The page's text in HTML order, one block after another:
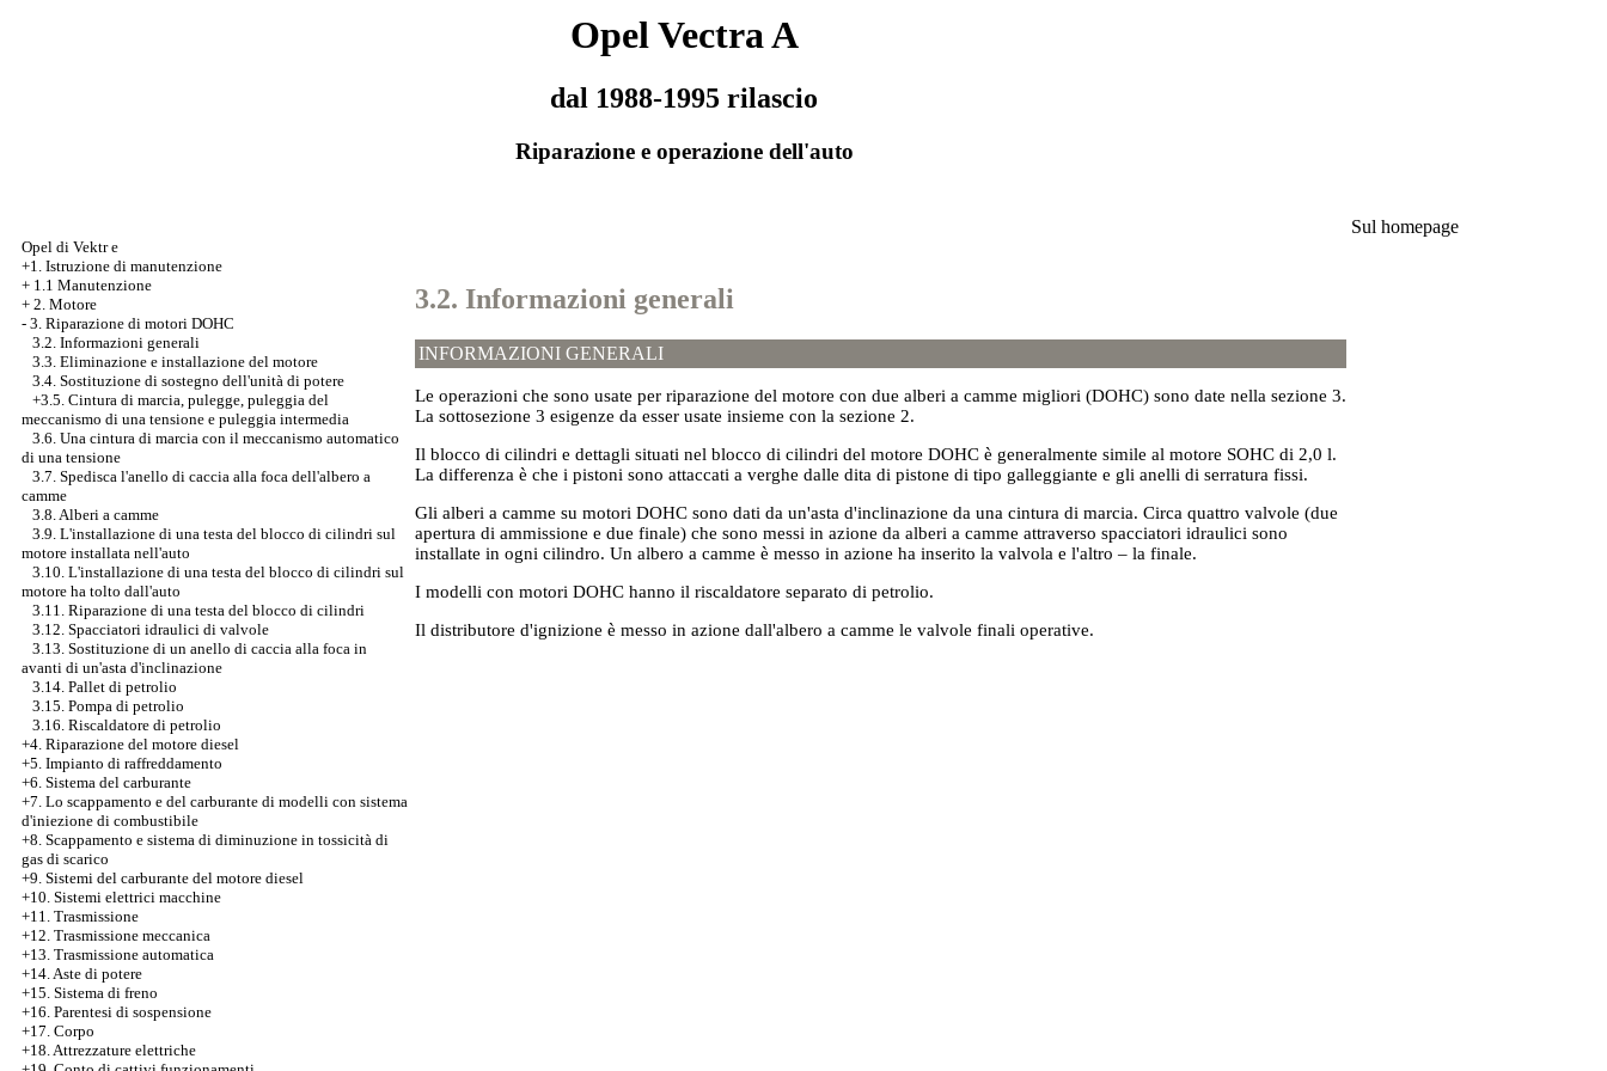
Opel Vectra A
dal 1988-1995 rilascio
Riparazione e operazione dell'auto
Opel di Vektr e
+1. Istruzione di manutenzione
+ 1.1 Manutenzione
+ 2. Motore
- 3. Riparazione di motori DOHC
3.2. Informazioni generali
3.3. Eliminazione e installazione del motore
3.4. Sostituzione di sostegno dell'unità di potere
+3.5. Cintura di marcia, pulegge, puleggia del
meccanismo di una tensione e puleggia intermedia
3.6. Una cintura di marcia con il meccanismo automatico
di una tensione
3.7. Spedisca l'anello di caccia alla foca dell'albero a
camme
3.8. Alberi a camme
3.9. L'installazione di una testa del blocco di cilindri sul
motore installata nell'auto
3.10. L'installazione di una testa del blocco di cilindri sul
motore ha tolto dall'auto
3.11. Riparazione di una testa del blocco di cilindri
3.12. Spacciatori idraulici di valvole
3.13. Sostituzione di un anello di caccia alla foca in
avanti di un'asta d'inclinazione
3.14. Pallet di petrolio
3.15. Pompa di petrolio
3.16. Riscaldatore di petrolio
+4. Riparazione del motore diesel
+5. Impianto di raffreddamento
+6. Sistema del carburante
+7. Lo scappamento e del carburante di modelli con sistema
d'iniezione di combustibile
+8. Scappamento e sistema di diminuzione in tossicità di
gas di scarico
+9. Sistemi del carburante del motore diesel
+10. Sistemi elettrici macchine
+11. Trasmissione
+12. Trasmissione meccanica
+13. Trasmissione automatica
+14. Aste di potere
+15. Sistema di freno
+16. Parentesi di sospensione
+17. Corpo
+18. Attrezzature elettriche
3.2. Informazioni generali
INFORMAZIONI GENERALI
Le operazioni che sono usate per riparazione del motore con due alberi a camme migliori (DOHC) sono date nella sezione 3.
La sottosezione 3 esigenze da esser usate insieme con la sezione 2.
Il blocco di cilindri e dettagli situati nel blocco di cilindri del motore DOHC è generalmente simile al motore SOHC di 2,0 l.
La differenza è che i pistoni sono attaccati a verghe dalle dita di pistone di tipo galleggiante e gli anelli di serratura fissi.
Gli alberi a camme su motori DOHC sono dati da un'asta d'inclinazione da una cintura di marcia. Circa quattro valvole (due
apertura di ammissione e due finale) che sono messi in azione da alberi a camme attraverso spacciatori idraulici sono
installate in ogni cilindro. Un albero a camme è messo in azione ha inserito la valvola e l'altro – la finale.
I modelli con motori DOHC hanno il riscaldatore separato di petrolio.
Il distributore d'ignizione è messo in azione dall'albero a camme le valvole finali operative.
Sul homepage